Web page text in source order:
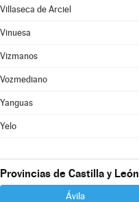
Villaseca de Arciel
Vinuesa
Vizmanos
Vozmediano
Yanguas
Yelo
Provincias de Castilla y León
Ávila